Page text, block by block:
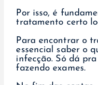
Por isso, é
tratamento certo
Para encontrar o
essencial saber o
infecção. Só dá
fazendo exames.